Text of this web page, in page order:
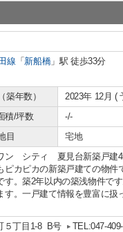
線 「 新船橋」駅 徒歩33分
築年数）
2023年 12月 (
積/坪数
-/-
目 宅地
ン シティ 夏見台新築戸建
カピカの新築戸建ての物件
。築2年以内の築浅物件で
。一戸建て情報を豊富に扱
５丁目1-8 B号
TEL:047-